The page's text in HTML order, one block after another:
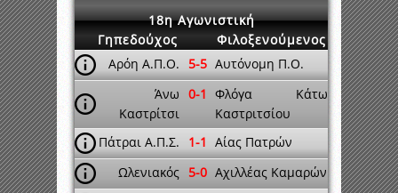
18η Αγωνιστική
Γηπεδούχος
Φιλοξενούμενος
Αρόη Α.Π.Ο. 5-5 Αυτόνομη Π.Ο.
Άνω
Καστρίτσι
0-1 Φλόγα Κάτω
Καστριτσίου
Πάτραι Α.Π.Σ.
1-1 Αίας Πατρών
Ωλενιακός 5-0 Αχιλλέας Καμαρών